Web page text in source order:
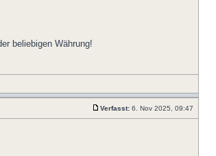
beliebigen Währung!
Verfasst: 6. Nov 2025, 09:47